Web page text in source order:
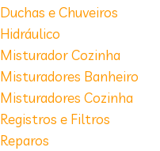
Duchas e Chuveiros
Hidráulico
Misturador Cozinha
Misturadores Banheiro
Misturadores Cozinha
Registros e Filtros
Reparos